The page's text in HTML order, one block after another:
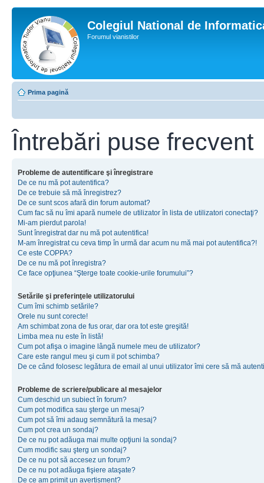
Colegiul National de
Forumul vianistilor
Prima pagină
Întrebări puse frecvent
Probleme de autentificare şi înregistrare
De ce nu mă pot autentifica?
De ce trebuie să mă înregistrez?
De ce sunt scos afară din forum automat?
Cum fac să nu îmi apară numele de utilizator în lista de utilizatori conectaţi?
Mi-am pierdut parola!
Sunt înregistrat dar nu mă pot autentifica!
M-am înregistrat cu ceva timp în urmă dar acum nu mă mai pot autentifica?!
Ce este COPPA?
De ce nu mă pot înregistra?
Ce face opţiunea “Şterge toate cookie-urile forumului”?
Setările şi preferinţele utilizatorului
Cum îmi schimb setările?
Orele nu sunt corecte!
Am schimbat zona de fus orar, dar ora tot este greşită!
Limba mea nu este în listă!
Cum pot afişa o imagine lângă numele meu de utilizator?
Care este rangul meu şi cum il pot schimba?
De ce când folosesc legătura de email al unui utilizator îmi cere să mă
Probleme de scriere/publicare al mesajelor
Cum deschid un subiect în forum?
Cum pot modifica sau şterge un mesaj?
Cum pot să îmi adaug semnătură la mesaj?
Cum pot crea un sondaj?
De ce nu pot adăuga mai multe opţiuni la sondaj?
Cum modific sau şterg un sondaj?
De ce nu pot să accesez un forum?
De ce nu pot adăuga fişiere ataşate?
De ce am primit un avertisment?